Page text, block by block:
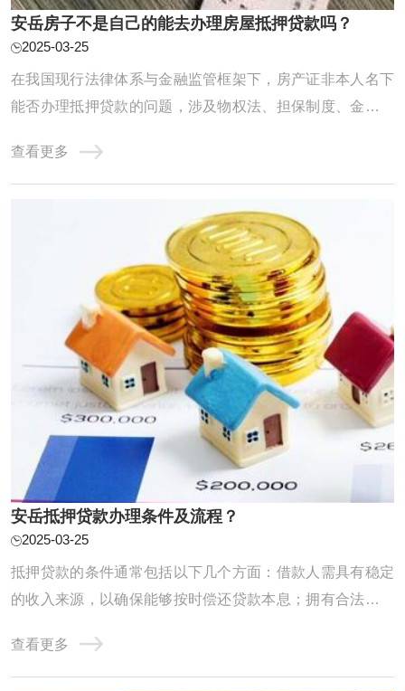
安岳房子不是自己的能去办理房屋抵押贷款吗？
2025-03-25
在我国现行法律体系与金融监管框架下，房产证非本人名下
能否办理抵押贷款的问题，涉及物权法、担保制度、金融合
作实务、风险识别四个层面展开深度解析，力求为读者呈现
一幅兼具专业性与实用性的全景图。一、制度基础：物权归
属与抵押权的法律边界《民法典》第394条明 ...
查看更多
安岳抵押贷款办理条件及流程？
2025-03-25
抵押贷款的条件通常包括以下几个方面：借款人需具有稳定
的收入来源，以确保能够按时偿还贷款本息；拥有合法的抵
任何纠纷；借款人的信用记录良好，无逾期还款等不良信用
行为。其流程大致如下：首先，借款人向贷款机构提出抵押
查看更多